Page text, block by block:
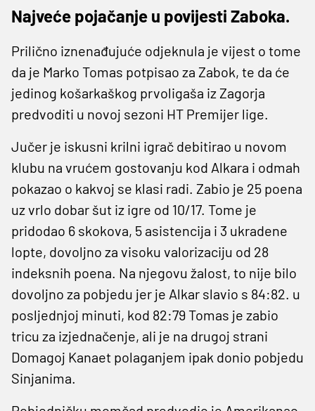
Najveće pojačanje u povijesti Zaboka.
Prilično iznenađujuće odjeknula je vijest o tome
da je Marko Tomas potpisao za Zabok, te da će
jedinog košarkaškog prvoligaša iz Zagorja
predvoditi u novoj sezoni HT Premijer lige.
Jučer je iskusni krilni igrač debitirao u novom
klubu na vrućem gostovanju kod Alkara i odmah
pokazao o kakvoj se klasi radi. Zabio je 25 poena
uz vrlo dobar šut iz igre od 10/17. Tome je
pridodao 6 skokova, 5 asistencija i 3 ukradene
lopte, dovoljno za visoku valorizaciju od 28
indeksnih poena. Na njegovu žalost, to nije bilo
dovoljno za pobjedu jer je Alkar slavio s 84:82. u
posljednjoj minuti, kod 82:79 Tomas je zabio
tricu za izjednačenje, ali je na drugoj strani
Domagoj Kanaet polaganjem ipak donio pobjedu
Sinjanima.